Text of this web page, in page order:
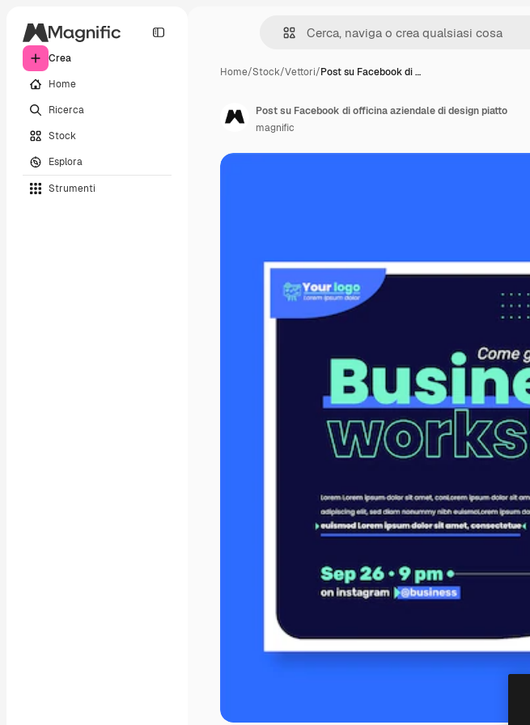
Crea
Home
Ricerca
Stock
Esplora
Strumenti
Home/Stock/Vettori/Post su Facebook di …
Post su Facebook di officina aziendale di design piatto
magnific